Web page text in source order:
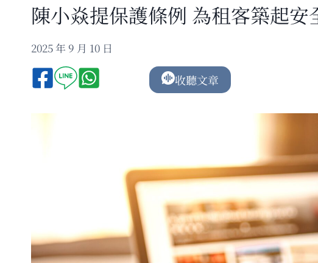
陳小焱提保護條例 為租客築起安
2025 年 9 月 10 日
收聽文章